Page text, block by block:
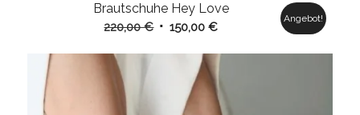
Brautschuhe Hey Love
220,00€ Ursprünglicher
220,00 €
150,00€Aktueller
ist:
Angebot!